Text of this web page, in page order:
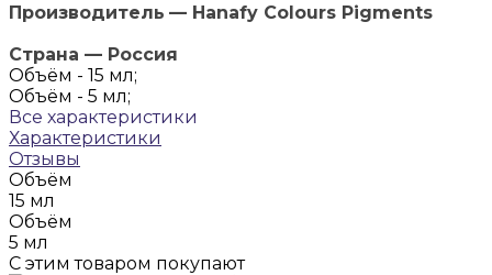
Производитель — Hanafy Colours Pigments
Страна — Россия
Объём - 15 мл;
Объём - 5 мл;
Все характеристики
Характеристики
Отзывы
Объём
15 мл
Объём
5 мл
С этим товаром покупают